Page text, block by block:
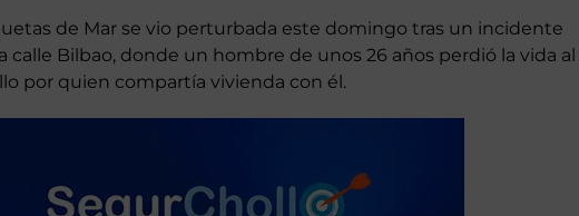
de Mar se vio perturbada este domingo tras un incidente
calle Bilbao, donde un hombre de unos 26 años perdió la vida al
por quien compartía vivienda con él.